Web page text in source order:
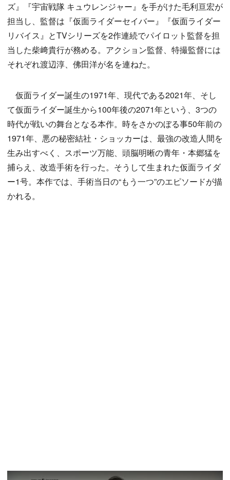
ズ』『宇宙戦隊 キュウレンジャー』を手がけた毛利亘宏が
担当し、監督は『仮面ライダーセイバー』『仮面ライダー
リバイス』とTVシリーズを2作連続でパイロット監督を担
当した柴﨑貴行が務める。アクション監督、特撮監督には
それぞれ渡辺淳、佛田洋が名を連ねた。
仮面ライダー誕生の1971年、現代である2021年、そし
て仮面ライダー誕生から100年後の2071年という、3つの
時代が戦いの舞台となる本作。時をさかのぼる事50年前の
1971年、悪の秘密結社・ショッカーは、最強の改造人間を
生み出すべく、スポーツ万能、頭脳明晰の青年・本郷猛を
捕らえ、改造手術を行った。そうして生まれた仮面ライダ
ー1号。本作では、手術当日の“もう一つ”のエピソードが描
かれる。